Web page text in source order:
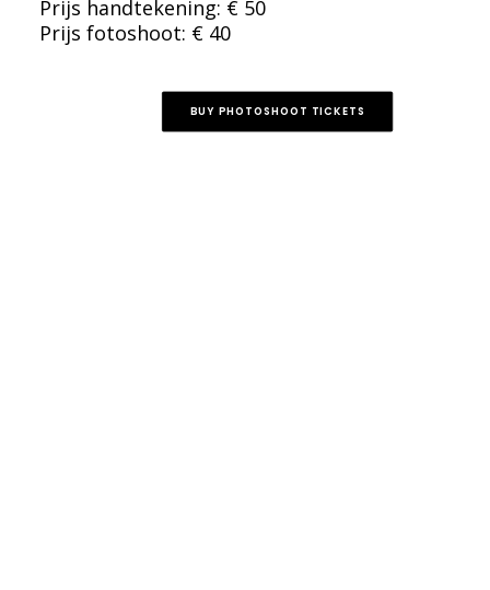
Prijs handtekening: € 50
Prijs fotoshoot: € 40
BUY PHOTOSHOOT TICKETS